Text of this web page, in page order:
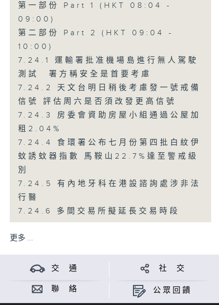
第一部份 Part 1 (HKT 08:04 -
09:00)
第二部份 Part 2 (HKT 09:04 -
10:00)
7.24.1 運輸署批准機場島進行無人駕駛
測試 署方稱安全是首要考慮
7.24.2 天文台明日稍後考慮發一號戒備
信號 評估周六是否須改發更高信號
7.24.3 房委會資助房屋小組通過公屋加
租2.04%
7.24.4 食環署公布七月份第四批白紋伊
蚊誘蚊器指數 馬鞍山22.7%達至警戒級
別
7.24.5 有內地牙科在港設諮詢處涉非法
行醫
7.24.6 多間交易所擬延長交易時段
更多 ...
交 通 社 交
聯 絡 公眾回饋